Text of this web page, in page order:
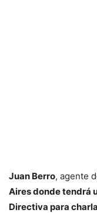
Juan Berro, agente
Aires donde tendrá
Directiva para